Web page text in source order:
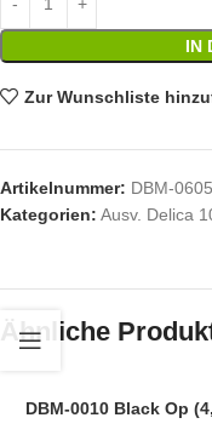
IN
Zur Wunschliste
Artikelnummer: DBM-0605
Kategorien: Ausv. Delica
Ähnliche
10/0DBM-0010 Black Op